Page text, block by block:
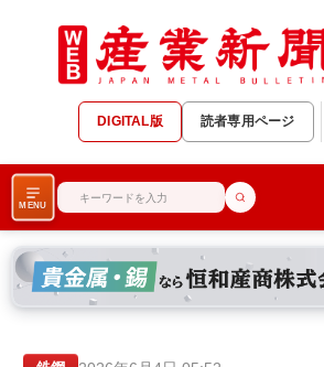
DIGITAL版 読者専用ページ
MENU